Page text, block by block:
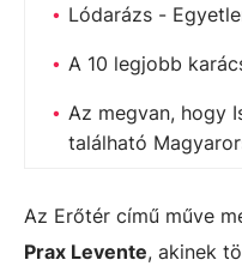
Lódarázs -
A 10 legjobb
Az megvan, hogy
található
Az Erőtér című műve
Prax Levente, akinek